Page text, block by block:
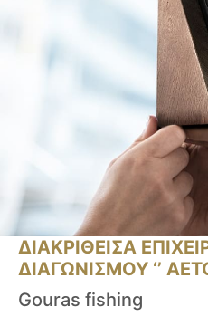
ΔΙΑΚΡΙΘΕΙΣΑ
ΔΙΑΓΩΝΙΣΜΟΥ ‘’
Gouras fishing